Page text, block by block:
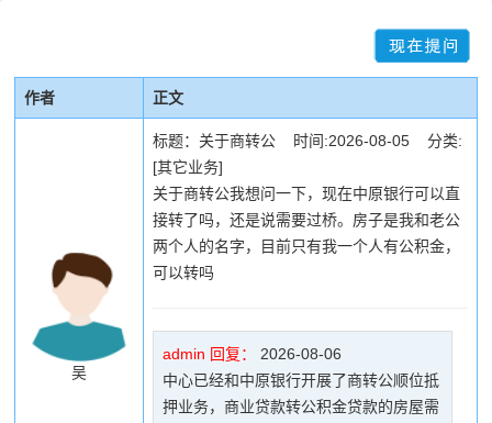
作者 正文
吴
标题：关于商转公 时间:2026-08-05 分类:
[其它业务]
关于商转公我想问一下，现在中原银行可以直
接转了吗，还是说需要过桥。房子是我和老公
两个人的名字，目前只有我一个人有公积金，
可以转吗
admin 回复：
2026-08-06
中心已经和中原银行开展了商转公顺位抵
押业务，商业贷款转公积金贷款的房屋需